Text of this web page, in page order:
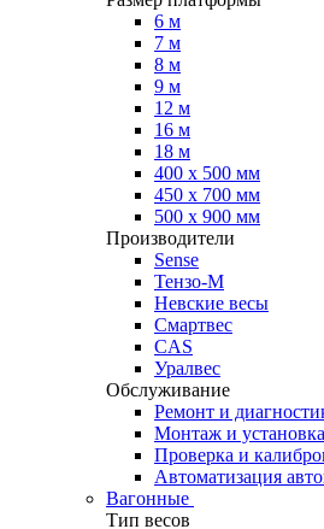
6 м
7 м
8 м
9 м
12 м
16 м
18 м
400 х 500 мм
450 х 700 мм
500 х 900 мм
Производители
Sense
Тензо-М
Невские весы
Смартвес
CAS
Уралвес
Обслуживание
Ремонт и
Монтаж и установка
Проверка и
Автоматизация
Вагонные
Тип весов